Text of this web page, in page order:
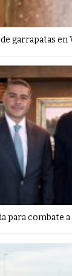
garrapatas en
para combate